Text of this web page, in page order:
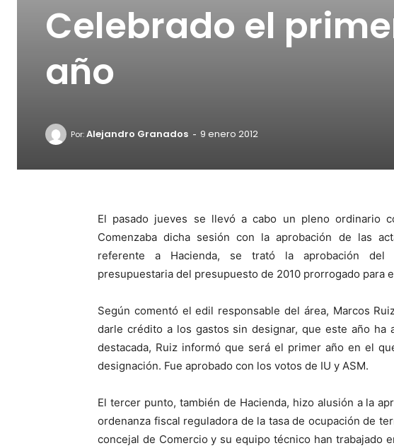
Celebrado el
año
Por:Alejandro Granados - 9 enero 2012
El pasado jueves se llevó a cabo un pleno ordinario
Comenzaba dicha sesión con la aprobación de las
referente a Hacienda, se trató la aprobación del
presupuestaria del presupuesto de 2010 prorrogado para
Según comentó el edil responsable del área, Marcos
darle crédito a los gastos sin designar, que este año ha
destacada, Ruiz informó que será el primer año en el
designación. Fue aprobado con los votos de IU y ASM.
El tercer punto, también de Hacienda, hizo alusión a la
ordenanza fiscal reguladora de la tasa de ocupación de
concejal de Comercio y su equipo técnico han trabajado